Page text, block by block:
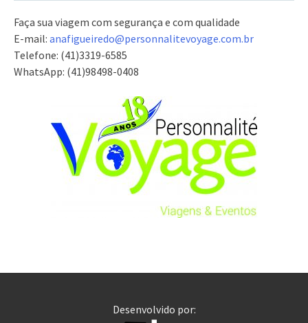
Faça sua viagem com segurança e com qualidade
E-mail: anafigueiredo@personnalitevoyage.com.br
Telefone: (41)3319-6585
WhatsApp: (41)98498-0408
Desenvolvido por: